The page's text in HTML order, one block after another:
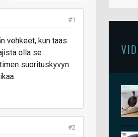
#1
vehkeet, kun taas
olla se
suorituskyvyn
#2